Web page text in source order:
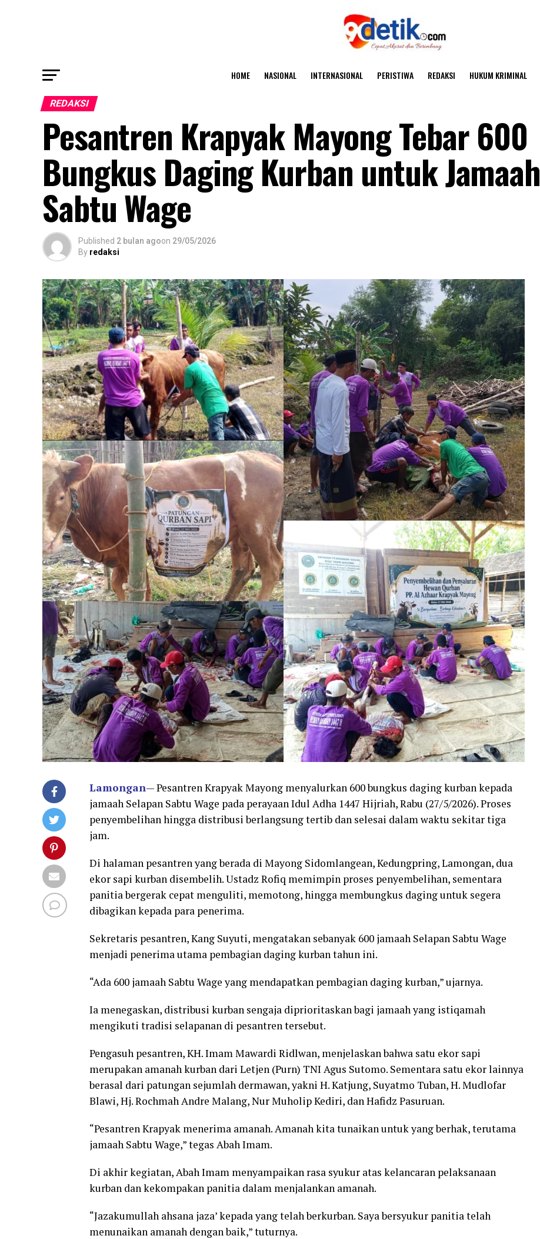
HOME NASIONAL INTERNASIONAL PERISTIWA REDAKSI HUKUM KRIMINAL
REDAKSI
Pesantren Krapyak Mayong Tebar 600
Bungkus Daging Kurban untuk Jamaah
Sabtu Wage
Published 2 bulan agoon 29/05/2026
By redaksi
Lamongan— Pesantren Krapyak Mayong menyalurkan 600 bungkus daging kurban kepada
jamaah Selapan Sabtu Wage pada perayaan Idul Adha 1447 Hijriah, Rabu (27/5/2026). Proses
penyembelihan hingga distribusi berlangsung tertib dan selesai dalam waktu sekitar tiga
jam.
Di halaman pesantren yang berada di Mayong Sidomlangean, Kedungpring, Lamongan, dua
ekor sapi kurban disembelih. Ustadz Rofiq memimpin proses penyembelihan, sementara
panitia bergerak cepat menguliti, memotong, hingga membungkus daging untuk segera
dibagikan kepada para penerima.
Sekretaris pesantren, Kang Suyuti, mengatakan sebanyak 600 jamaah Selapan Sabtu Wage
menjadi penerima utama pembagian daging kurban tahun ini.
“Ada 600 jamaah Sabtu Wage yang mendapatkan pembagian daging kurban,” ujarnya.
Ia menegaskan, distribusi kurban sengaja diprioritaskan bagi jamaah yang istiqamah
mengikuti tradisi selapanan di pesantren tersebut.
Pengasuh pesantren, KH. Imam Mawardi Ridlwan, menjelaskan bahwa satu ekor sapi
merupakan amanah kurban dari Letjen (Purn) TNI Agus Sutomo. Sementara satu ekor lainnya
berasal dari patungan sejumlah dermawan, yakni H. Katjung, Suyatmo Tuban, H. Mudlofar
Blawi, Hj. Rochmah Andre Malang, Nur Muholip Kediri, dan Hafidz Pasuruan.
“Pesantren Krapyak menerima amanah. Amanah kita tunaikan untuk yang berhak, terutama
jamaah Sabtu Wage,” tegas Abah Imam.
Di akhir kegiatan, Abah Imam menyampaikan rasa syukur atas kelancaran pelaksanaan
kurban dan kekompakan panitia dalam menjalankan amanah.
“Jazakumullah ahsana jaza’ kepada yang telah berkurban. Saya bersyukur panitia telah
menunaikan amanah dengan baik,” tuturnya.